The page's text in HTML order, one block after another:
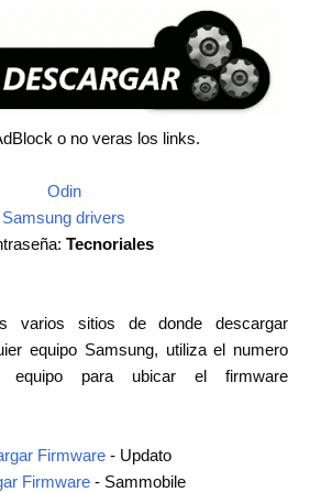
o no veras los links.
Odin
Samsung drivers
Tecnoriales
varios sitios de donde descargar
equipo Samsung, utiliza el numero
para ubicar el firmware
Firmware- Updato
Firmware - Sammobile